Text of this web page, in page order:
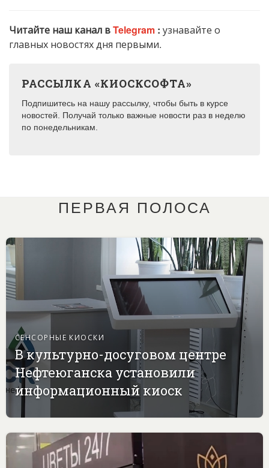
Читайте наш канал вTelegram : узнавайте о
главных новостях дня первыми.
РАССЫЛКА «КИОСКСОФТА»
Подпишитесь на нашу рассылку, чтобы быть в курсе
новостей. Получай только важные новости раз в неделю
по понедельникам.
ПЕРВАЯ ПОЛОСА
СЕНСОРНЫЕ КИОСКИ
В культурно-досуговом центре
Нефтеюганска установили
информационный киоск